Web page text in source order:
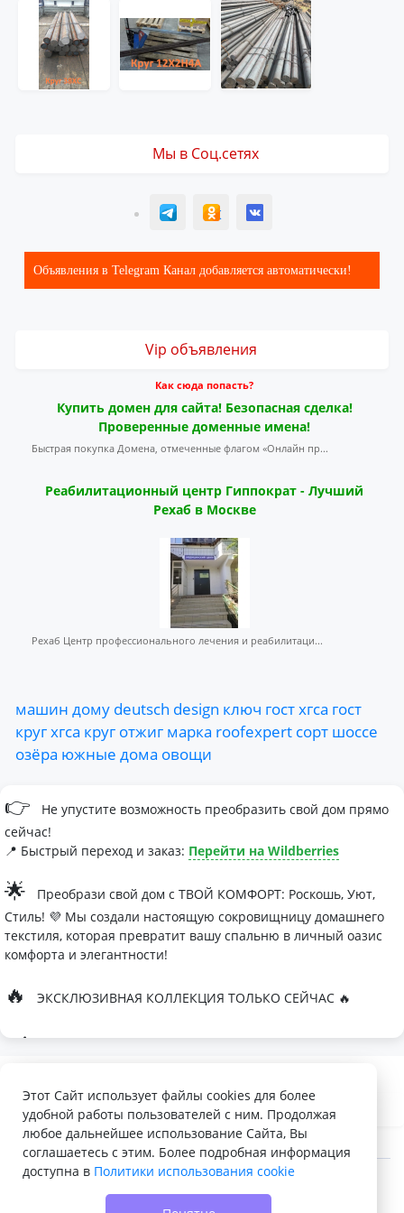
Мы в Соц.сетях
T ОК ВК
Объявления в Telegram Канал добавляется автоматически!
Vip объявления
Как сюда попасть?
Купить домен для сайта! Безопасная сделка!
Проверенные доменные имена!
Быстрая покупка Домена, отмеченные флагом «Онлайн пр...
Реабилитационный центр Гиппократ - Лучший
Рехаб в Москве
Рехаб Центр профессионального лечения и реабилитаци...
машин дому deutsch design ключ гостхгса гост
кругхгса круг отжиг марка roofexpert сорт шоссе
озёра южные дома овощи
👉
Не упустите возможность преобразить свой дом прямо
сейчас!
📍 Быстрый переход и заказ: Перейти на Wildberries
🌟
Преобрази свой дом с ТВОЙ КОМФОРТ: Роскошь, Уют,
Стиль! 💜 Мы создали настоящую сокровищницу домашнего
текстиля, которая превратит вашу спальню в личный оазис
комфорта и элегантности!
🔥 ЭКСКЛЮЗИВНАЯ КОЛЛЕКЦИЯ ТОЛЬКО СЕЙЧАС 🔥
🛏
Палитра изысканных оттенков:
- Темно-серый для минималистичных интерьеров
- Сиреневый для романтичных натур
- Персиковый мусс для теплой атмосферы
Этот Сайт использует файлы cookies для более
удобной работы пользователей с ним. Продолжая
любое дальнейшее использование Сайта, Вы
соглашаетесь с этим. Более подробная информация
доступна в Политики использования cookie
© 2022 - 2026 Доска объявлений VELQ.RU